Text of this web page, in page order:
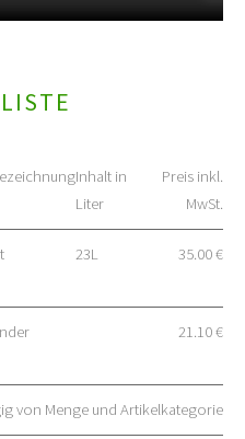
Inhalt in
Liter
Preis inkl.
MwSt.
von Menge und Artikelkategorie
23L 35.00 €
21.10 €